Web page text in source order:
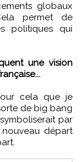
globaux
permet de
politiques qui
une vision
cela que je
de big bang
par
départ